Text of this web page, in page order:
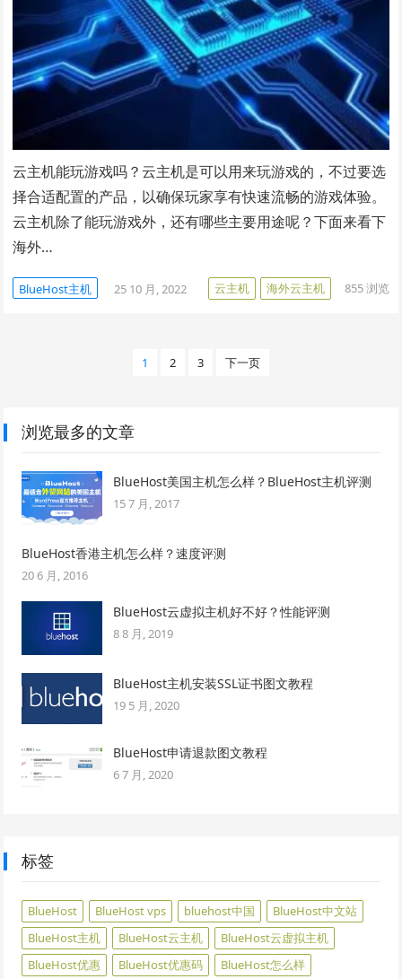
云主机能玩游戏吗？云主机是可以用来玩游戏的，不过要选
择合适配置的产品，以确保玩家享有快速流畅的游戏体验。
云主机除了能玩游戏外，还有哪些主要用途呢？下面来看下
海外…
BlueHost主机 25 10 月, 2022 云主机 海外云主机 855浏览
页
1 2 3 下一页
浏览最多的文章
BlueHost美国主机怎么样？BlueHost主机评测
15 7 月, 2017
BlueHost香港主机怎么样？速度评测
20 6 月, 2016
BlueHost云虚拟主机好不好？性能评测
8 8 月, 2019
BlueHost主机安装SSL证书图文教程
19 5 月, 2020
BlueHost申请退款图文教程
6 7 月, 2020
标签
BlueHost BlueHost vps bluehost中国
BlueHost中文站
BlueHost主机
BlueHost云主机
BlueHost云虚拟主机
BlueHost优惠
BlueHost优惠码 BlueHost怎么样